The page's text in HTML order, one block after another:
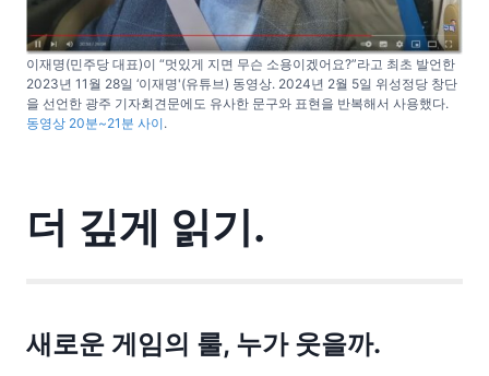
이재명(민주당 대표)이 “멋있게 지면 무슨 소용이겠어요?”라고 최초 발언한
2023년 11월 28일 ‘이재명'(유튜브) 동영상. 2024년 2월 5일 위성정당 창단
을 선언한 광주 기자회견문에도 유사한 문구와 표현을 반복해서 사용했다.
동영상 20분~21분 사이.
더 깊게 읽기.
새로운 게임의 룰, 누가 웃을까.